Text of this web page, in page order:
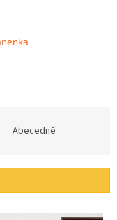
Abecedně